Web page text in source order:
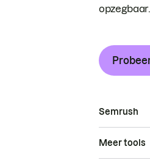
opzegbaar.
Semrush
Meer tools